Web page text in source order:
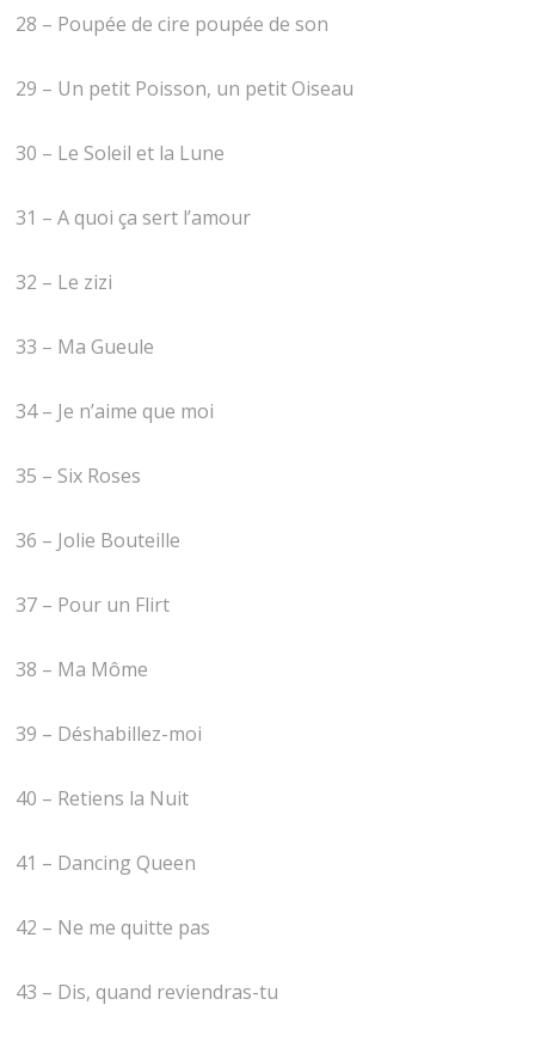
28 – Poupée de cire poupée de son
29 – Un petit Poisson, un petit Oiseau
30 – Le Soleil et la Lune
31 – A quoi ça sert l’amour
32 – Le zizi
33 – Ma Gueule
34 – Je n’aime que moi
35 – Six Roses
36 – Jolie Bouteille
37 – Pour un Flirt
38 – Ma Môme
39 – Déshabillez-moi
40 – Retiens la Nuit
41 – Dancing Queen
42 – Ne me quitte pas
43 – Dis, quand reviendras-tu